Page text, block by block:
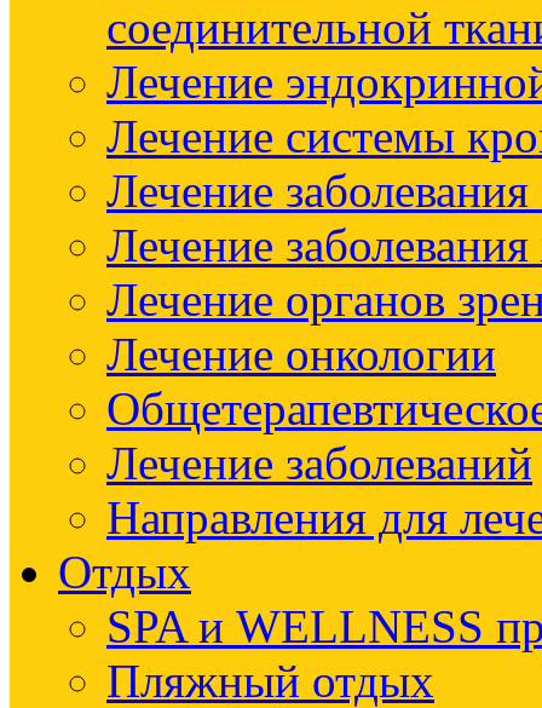
соединительной
Лечение
Лечение системы
Лечение
Лечение
Лечение органов
Лечение онкологии
Лечение заболеваний
Направления для
Отдых
SPA и WELLNESS
Пляжный отдых